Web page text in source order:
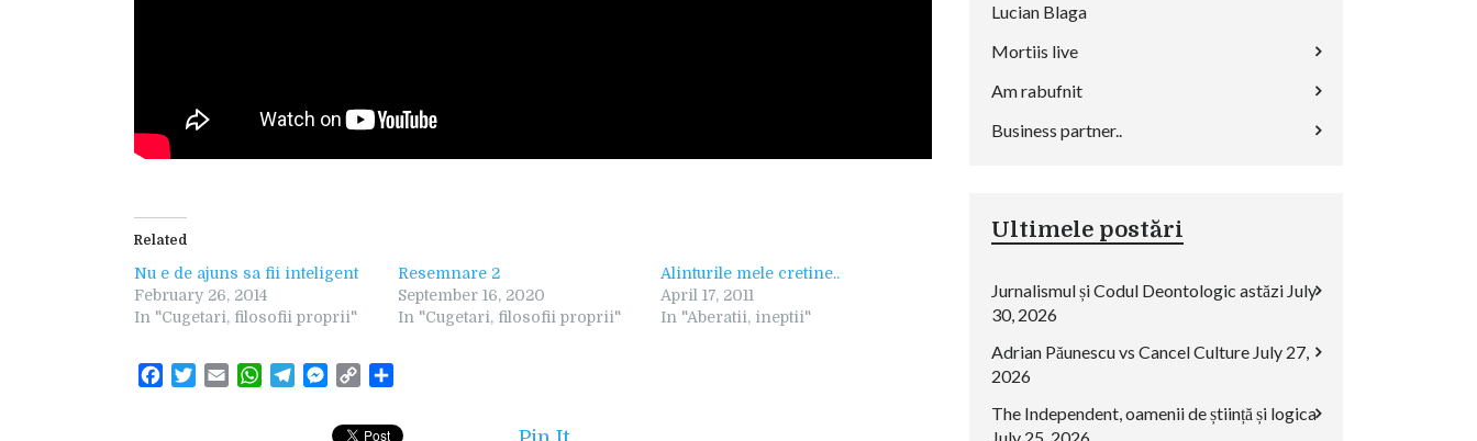
Related
Nu e de ajuns sa fii inteligent
February 26, 2014
In "Cugetari, filosofii proprii"
Resemnare 2
September 16, 2020
In "Cugetari, filosofii proprii"
Alinturile mele cretine..
April 17, 2011
In "Aberatii, ineptii"
W
M
s
p
a
Lucian Blaga
Mortiis live
Am rabufnit
Business partner..
Ultimele postări
Jurnalismul și Codul Deontologic astăzi July
30, 2026
Adrian Păunescu vs Cancel Culture July 27,
2026
The Independent, oamenii de știință și logica